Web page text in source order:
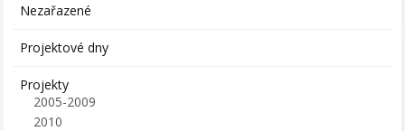
Nezařazené
Projektové dny
Projekty
2005-2009
2010